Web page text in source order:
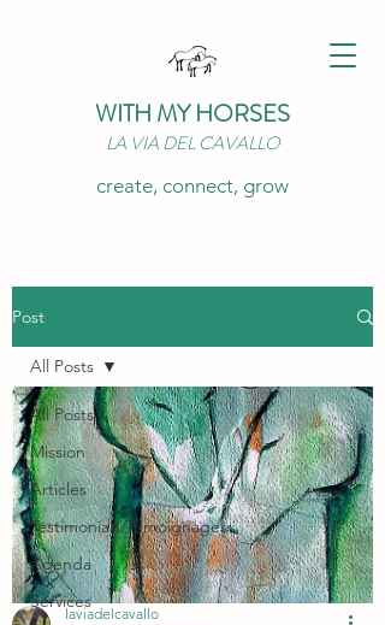
WITH MY HORSES
LA VIA DEL CAVALLO
create, connect, grow
Post
All Posts
Mission
Articles
Testimonials/Temoignages
Agenda
Services
All Posts
laviadelcavallo